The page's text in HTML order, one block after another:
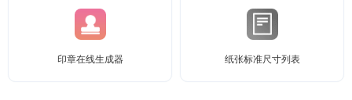
印章在线生成器 纸张标准尺寸列表